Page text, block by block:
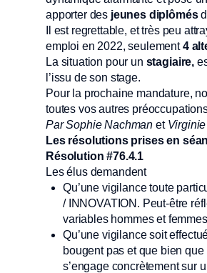
apporter des jeunes diplômés
Il est regrettable, et très peu
emploi en 2022, seulement4
La situation pour un stagiaire,
l’issu de son stage.
Pour la prochaine mandature,
toutes vos autres
Par Sophie Nachman et
Les résolutions prises en
Résolution #76.4.1
Les élus demandent
Qu’une vigilance toute
/ INNOVATION. Peut-être
variables hommes et
Qu’une vigilance soit
bougent pas et que bien
s’engage concrètement sur